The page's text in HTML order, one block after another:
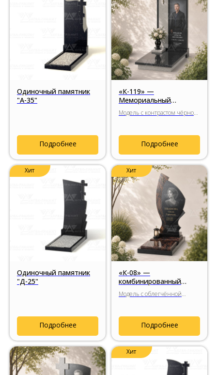
Одиночный памятник
"А-35"
Подробнее
«К-119» —
Мемориальный
комплекс с парящей
надгробной плитой и
вставкой
Модель с контрастом чёрного
парящей надгробной плитой
и минималистичной
архитектурной композицией.
Подробнее
Хит
Одиночный памятник
"Д-25"
Подробнее
Хит
«К-08» —
комбинированный
мемориальный
комплекс с утончённым
Модель с облегчённой
ступенчатым основанием и
ритмичным сочетанием
чёрного габбро-диабаза и
гранита Аврора.
Подробнее
Хит